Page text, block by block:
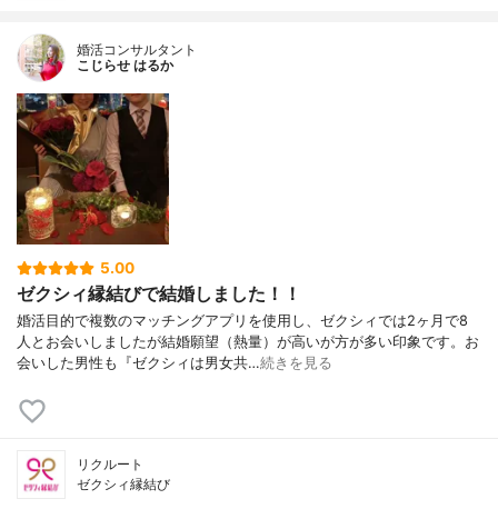
婚活コンサルタント
こじらせ はるか
5.00
ゼクシィ縁結びで結婚しました！！
婚活目的で複数のマッチングアプリを使用し、ゼクシィでは2ヶ月で8
人とお会いしましたが結婚願望（熱量）が高いが方が多い印象です。お
会いした男性も『ゼクシィは男女共…続きを見る
リクルート
ゼクシィ縁結び